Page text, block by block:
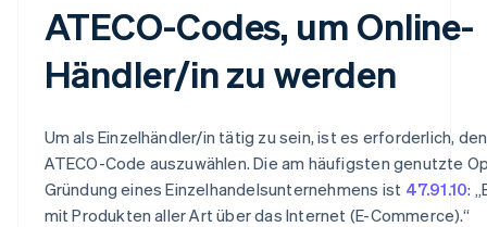
ATECO-Codes, um Online-
Händler/in zu werden
Um als Einzelhändler/in tätig zu sein, ist es erforderlich,
ATECO-Code auszuwählen. Die am häufigsten genutzte
Gründung eines Einzelhandelsunternehmens ist 47.91.10:
mit Produkten aller Art über das Internet (E-Commerce).“